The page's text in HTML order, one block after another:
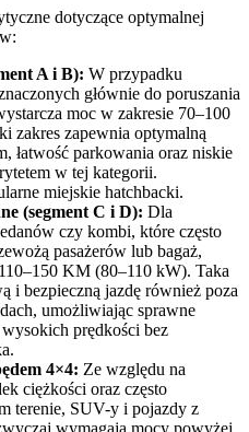
dotyczące optymalnej
A i B): W przypadku
głównie do poruszania
moc w zakresie 70–100
zakres zapewnia optymalną
łatwość parkowania oraz niskie
w tej kategorii.
miejskie hatchbacki.
(segment C i D): Dla
czy kombi, które często
pasażerów lub bagaż,
KM (80–110 kW). Taka
i bezpieczną jazdę również poza
umożliwiając sprawne
prędkości bez
4×4: Ze względu na
ciężkości oraz często
terenie, SUV-y i pojazdy z